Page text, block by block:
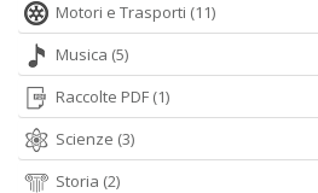
Motori e Trasporti (11)
Musica (5)
Raccolte PDF (1)
Scienze (3)
Storia (2)